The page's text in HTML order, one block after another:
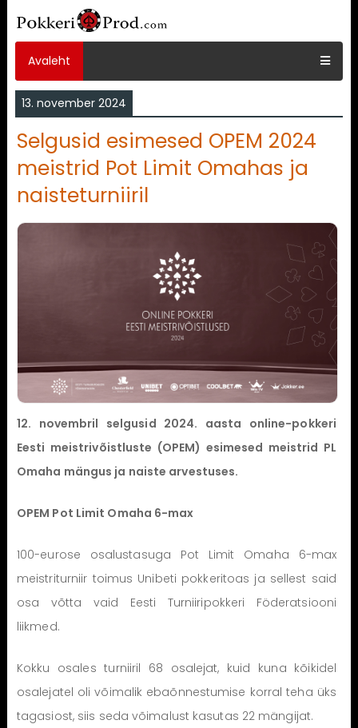
Avaleht
13. november 2024
Selgusid esimesed OPEM 2024
meistrid Pot Limit Omahas ja
naisteturniiril
12. novembril selgusid 2024. aasta online-pokkeri
Eesti meistrivõistluste (OPEM) esimesed meistrid PL
Omaha mängus ja naiste arvestuses.
OPEM Pot Limit Omaha 6-max
100-eurose osalustasuga Pot Limit Omaha 6-max
meistriturniir toimus Unibeti pokkeritoas ja sellest said
osa võtta vaid Eesti Turniiripokkeri Föderatsiooni
liikmed.
Kokku osales turniiril 68 osalejat, kuid kuna kõikidel
osalejatel oli võimalik ebaõnnestumise korral teha üks
tagasiost, siis seda võimalust kasutas 22 mängijat.